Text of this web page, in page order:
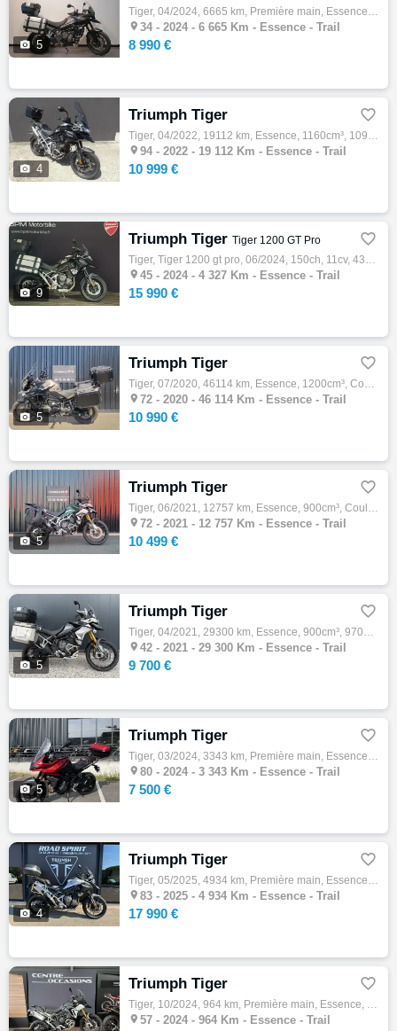
 5
Tiger, 04/2024, 6665 km, Première main, Essence, 888cm³, Couleur gris, 8990 € Equipements : 1ere main, Parfait état, Entretien à jour (hist…
 34 - 2024 - 6 665 Km - Essence - Trail
8 990 €
 4
Triumph Tiger 
Tiger, 04/2022, 19112 km, Essence, 1160cm³, 10999 € Equipements : ABS, aucun frais à prévoir, très bon état, VERSION GT PRO Options : top c…
 94 - 2022 - 19 112 Km - Essence - Trail
10 999 €
 9
Triumph Tiger Tiger 1200 GT Pro 
Tiger, Tiger 1200 gt pro, 06/2024, 150ch, 11cv, 4327 km, Essence, 1160cm³, Couleur noir, Garantie 24 mois, 15990 € Equipements : Sapphire B…
 45 - 2024 - 4 327 Km - Essence - Trail
15 990 €
 5
Triumph Tiger 
Tiger, 07/2020, 46114 km, Essence, 1200cm³, Couleur beige, 10990 € Equipements : Triumph Tiger 1200 désert édition beige mise en circulatio…
 72 - 2020 - 46 114 Km - Essence - Trail
10 990 €
 5
Triumph Tiger 
Tiger, 06/2021, 12757 km, Essence, 900cm³, Couleur vert, 10499 € Equipements : TRIUMPH TIGER 900 RALLY PRO. Mise en circulation 06/2021. En…
 72 - 2021 - 12 757 Km - Essence - Trail
10 499 €
 5
Triumph Tiger 
Tiger, 04/2021, 29300 km, Essence, 900cm³, 9700 € Equipements : Votre distributeur KTM SAINT ETIENNE vous propose à la vente une TRIUMPH 90…
 42 - 2021 - 29 300 Km - Essence - Trail
9 700 €
 5
Triumph Tiger 
Tiger, 03/2024, 3343 km, Première main, Essence, 660cm³, 7500 € Equipements : Feux additionnels,Pare mains,Poignées chauffantes,Selle perso…
 80 - 2024 - 3 343 Km - Essence - Trail
7 500 €
 4
Triumph Tiger 
Tiger, 05/2025, 4934 km, Première main, Essence, 1160cm³, Couleur blanc, 17990 € Equipements : Triumph Road Spirit - Concessionnaire Exclus…
 83 - 2025 - 4 934 Km - Essence - Trail
17 990 €
Triumph Tiger 
Tiger, 10/2024, 964 km, Première main, Essence, 900cm³, 13990 € Equipements : Triumph Tiger 900 Rally pro // 1re immatriculation : 04/10/20…
 57 - 2024 - 964 Km - Essence - Trail